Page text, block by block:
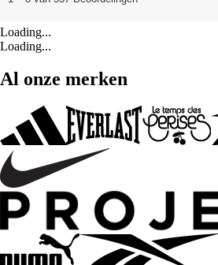
Loading...
Loading...
Al onze merken